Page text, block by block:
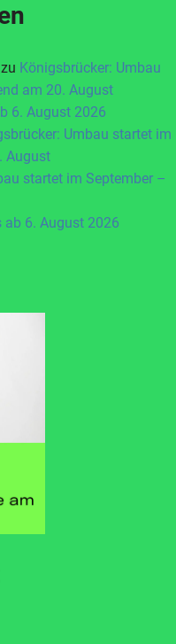
zu Königsbrücker: Umbau
am 20. August
6. August 2026
Umbau startet im
August
startet im September –
6. August 2026